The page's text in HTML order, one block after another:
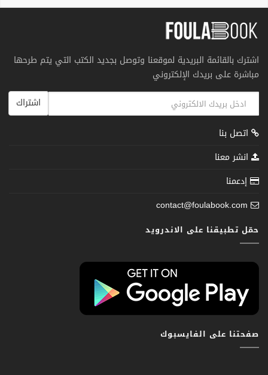
اشترك بالقائمة البريدية لموقعنا وتوصل بجديد الكتب التي يتم طرحها
مباشرة على بريدك الإلكتروني
اشتراك
اتصل بنا
انشر معنا
إدعمنا
contact@foulabook.com
حمّل تطبيقنا على الاندرويد
صفحتنا على الفايسبوك